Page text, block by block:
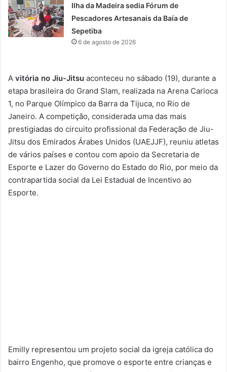
Ilha da Madeira sedia Fórum de
Pescadores Artesanais da Baía de
Sepetiba
6 de agosto de 2026
A vitória no Jiu-Jitsu aconteceu no sábado (19), durante a
etapa brasileira do Grand Slam, realizada na Arena Carioca
1, no Parque Olímpico da Barra da Tijuca, no Rio de
Janeiro. A competição, considerada uma das mais
prestigiadas do circuito profissional da Federação de Jiu-
Jitsu dos Emirados Árabes Unidos (UAEJJF), reuniu atletas
de vários países e contou com apoio da Secretaria de
Esporte e Lazer do Governo do Estado do Rio, por meio da
contrapartida social da Lei Estadual de Incentivo ao
Esporte.
Emilly representou um projeto social da igreja católica do
bairro Engenho, que promove o esporte entre crianças e